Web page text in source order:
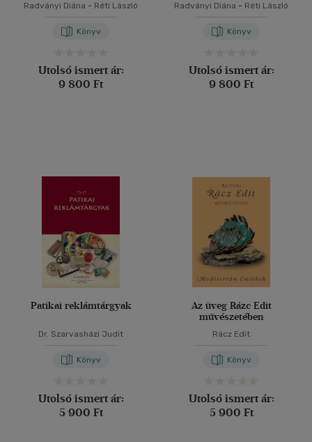
Radványi Diána - Réti László
Könyv
Utolsó ismert ár:
9 800 Ft
Radványi Diána - Réti László
Könyv
Utolsó ismert ár:
9 800 Ft
Patikai reklámtárgyak
Dr. Szarvasházi Judit
Könyv
Utolsó ismert ár:
5 900 Ft
Az üveg Rázc Edit
művészetében
Rácz Edit
Könyv
Utolsó ismert ár:
5 900 Ft